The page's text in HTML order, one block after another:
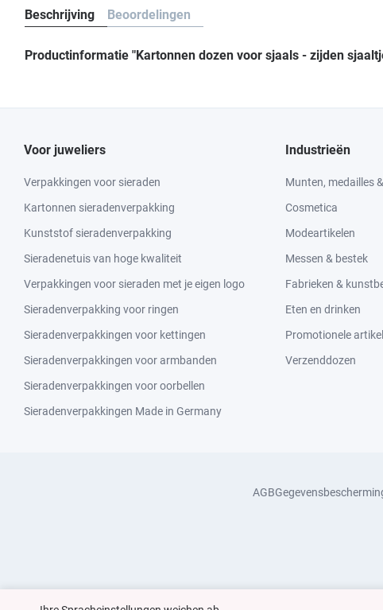
Beschrijving Beoordelingen
Productinformatie "Kartonnen dozen voor sjaals - zijden
Voor juweliers
Verpakkingen voor sieraden
Kartonnen sieradenverpakking
Kunststof sieradenverpakking
Sieradenetuis van hoge kwaliteit
Verpakkingen voor sieraden met je eigen logo
Sieradenverpakking voor ringen
Sieradenverpakkingen voor kettingen
Sieradenverpakkingen voor armbanden
Sieradenverpakkingen voor oorbellen
Sieradenverpakkingen Made in Germany
Industrieën
Munten, medailles
Cosmetica
Modeartikelen
Messen & bestek
Fabrieken &
Eten en drinken
Promotionele
Verzenddozen
AGB